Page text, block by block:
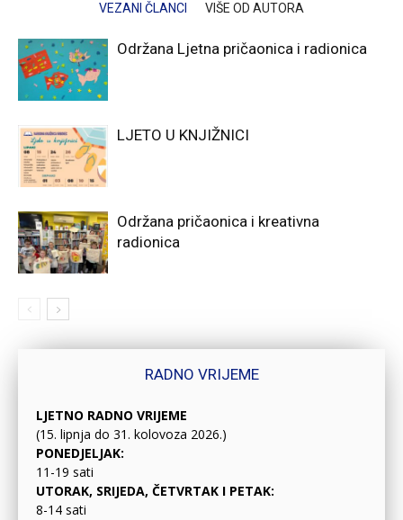
VEZANI ČLANCI VIŠE OD AUTORA
Održana Ljetna pričaonica i radionica
LJETO U KNJIŽNICI
Održana pričaonica i kreativna
radionica
RADNO VRIJEME
LJETNO RADNO VRIJEME
(15. lipnja do 31. kolovoza 2026.)
PONEDJELJAK:
11-19 sati
UTORAK, SRIJEDA, ČETVRTAK I PETAK:
8-14 sati